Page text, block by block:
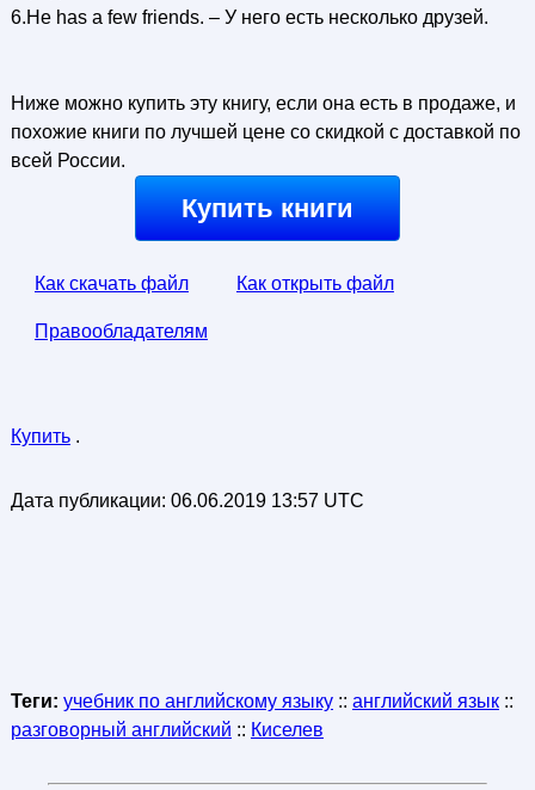
6.He has a few friends. – У него есть несколько друзей.
Ниже можно купить эту книгу, если она есть в продаже, и
похожие книги по лучшей цене со скидкой с доставкой по
всей России.
Купить книги
Как скачать файл Как открыть файл
Правообладателям
Купить.
Дата публикации: 06.06.2019 13:57 UTC
Теги: учебник по английскому языку:: английский язык::
разговорный английский :: Киселев